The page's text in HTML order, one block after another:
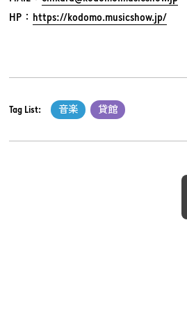
HP： https://kodomo.musicshow.jp/
Tag List: 音楽 貸館